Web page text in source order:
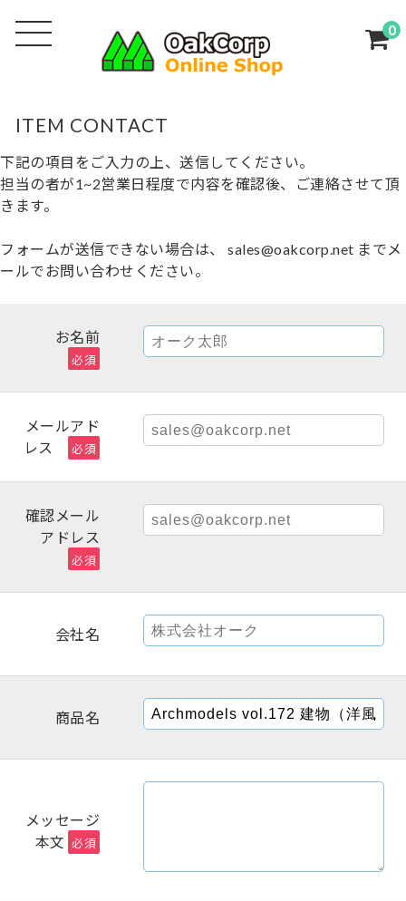
0
ITEM CONTACT
下記の項目をご入力の上、送信してください。
担当の者が1~2営業日程度で内容を確認後、ご連絡させて頂
きます。
フォームが送信できない場合は、 sales@oakcorp.net までメ
ールでお問い合わせください。
お名前
必須
メールアド
レス
必須
確認メール
アドレス
必須
会社名
商品名
メッセージ
本文 必須